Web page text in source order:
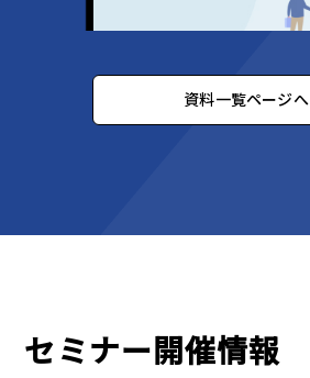
資料一覧ページへ
セミナー開催情報